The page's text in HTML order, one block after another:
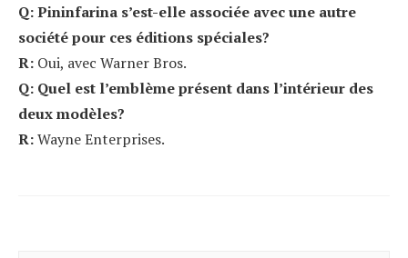
Q: Pininfarina s’est-elle associée avec une autre
société pour ces éditions spéciales?
R: Oui, avec Warner Bros.
Q: Quel est l’emblème présent dans l’intérieur des
deux modèles?
R:Wayne Enterprises.